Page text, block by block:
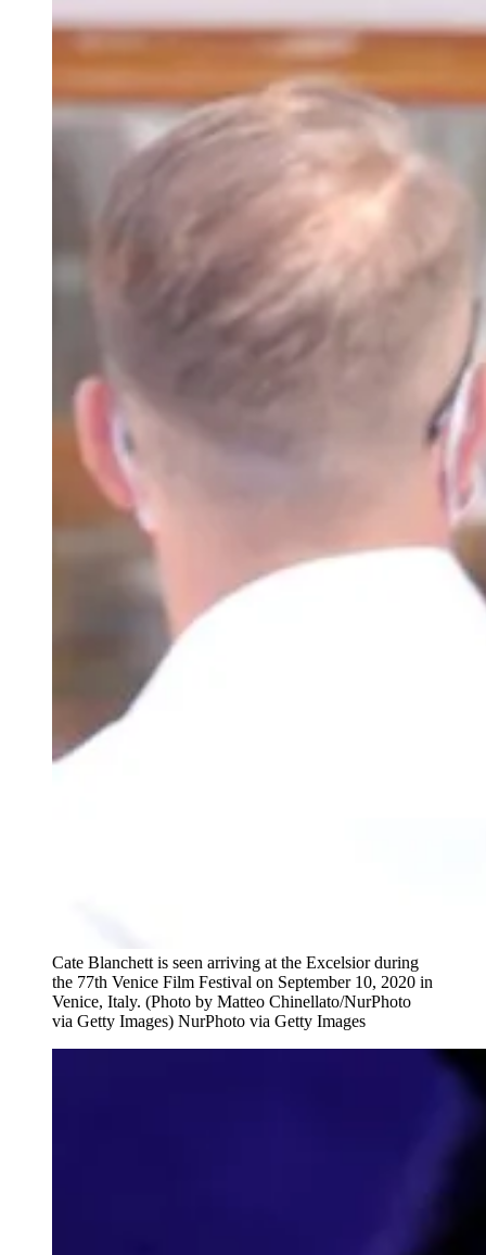
Cate Blanchett is seen arriving at the Excelsior during
the 77th Venice Film Festival on September 10, 2020 in
Venice, Italy. (Photo by Matteo Chinellato/NurPhoto
via Getty Images) NurPhoto via Getty Images